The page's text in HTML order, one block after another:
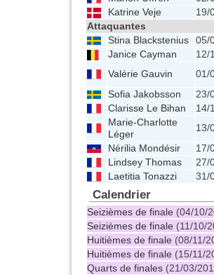
Katrine Veje
19/
Attaquantes
Stina Blackstenius
05/
Janice Cayman
12/
Valérie Gauvin
01/
Sofia Jakobsson
23/
Clarisse Le Bihan
14/
Marie-Charlotte
Léger
13/
Nérilia Mondésir
17/
Lindsey Thomas
27/
Laetitia Tonazzi
31/
Calendrier
Seizièmes de finale (04/10/
Seizièmes de finale (11/10/
Huitièmes de finale (08/11/
Huitièmes de finale (15/11/
Quarts de finales (21/03/